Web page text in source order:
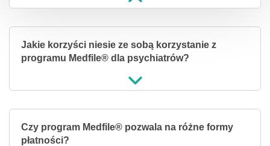
Jakie korzyści niesie ze sobą korzystanie z
programu Medfile® dla psychiatrów?
Czy program Medfile® pozwala na różne formy
płatności?